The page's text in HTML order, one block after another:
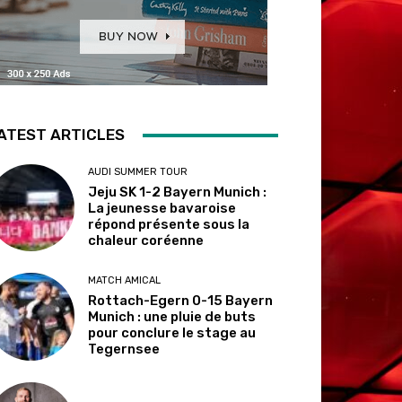
ARTICLES
AUDI SUMMER TOUR
Jeju SK 1-2 Bayern Munich :
La jeunesse bavaroise
répond présente sous la
chaleur coréenne
MATCH AMICAL
Rottach-Egern 0-15 Bayern
Munich : une pluie de buts
pour conclure le stage au
Tegernsee